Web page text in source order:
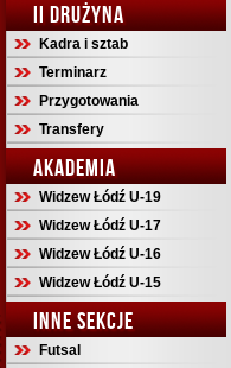
II DRUŻYNA
Kadra i sztab
Terminarz
Przygotowania
Transfery
AKADEMIA
Widzew Łódź U-19
Widzew Łódź U-17
Widzew Łódź U-16
Widzew Łódź U-15
INNE SEKCJE
Futsal